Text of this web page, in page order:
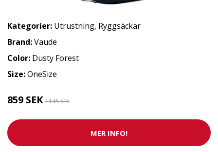
Kategorier: Utrustning, Ryggsäckar
Brand:Vaude
Color: Dusty Forest
Size:OneSize
859 SEK 1145 SEK
MER INFO!